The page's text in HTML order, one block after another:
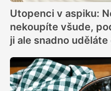
Utopenci v aspiku:
nekoupíte všude,
ji ale snadno uděláte